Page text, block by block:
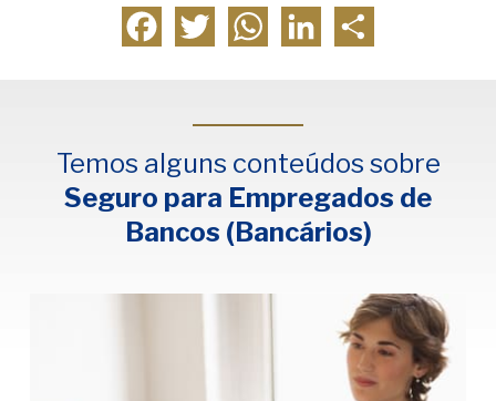
FacebookTwitter WhatsAppLinkedIn
Temos alguns conteúdos sobre
Seguro para Empregados de
Bancos (Bancários)